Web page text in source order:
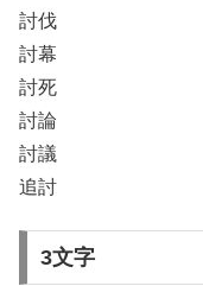
討伐
討幕
討死
討論
討議
追討
3文字